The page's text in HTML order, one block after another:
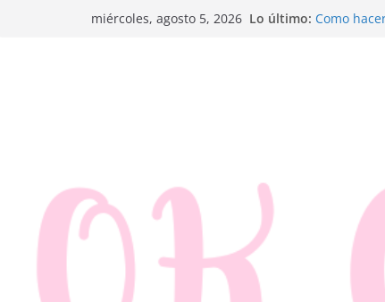
miércoles, agosto 5, 2026 Lo último: